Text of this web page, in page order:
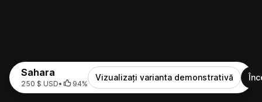
Sahara
250 $ USD• 94%
Vizualizați varianta demonstrativă